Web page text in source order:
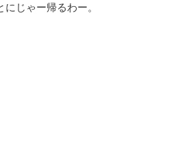
じゃー帰るわー。